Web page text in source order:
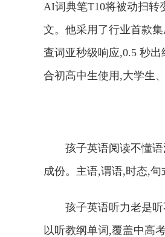
AI词典笔T10将被动扫转
文。他采用了行业首款
查词亚秒级响应,0.5 秒
合初高中生使用,大学生
孩子英语阅读不懂
成份。主语,谓语,时态,句
孩子英语听力老是
以听教纲单词,覆盖中高